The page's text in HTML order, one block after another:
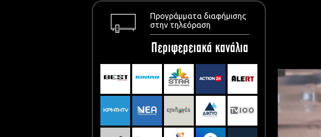
Προγράμματα διαφήμισης
στην τηλεόραση
Περιφερειακά κανάλια